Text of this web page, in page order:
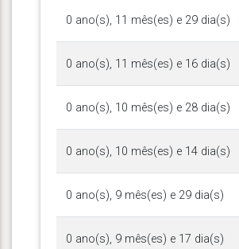
0 ano(s), 11 mês(es) e 29 dia(s)
0 ano(s), 11 mês(es) e 16 dia(s)
0 ano(s), 10 mês(es) e 28 dia(s)
0 ano(s), 10 mês(es) e 14 dia(s)
0 ano(s), 9 mês(es) e 29 dia(s)
0 ano(s), 9 mês(es) e 17 dia(s)